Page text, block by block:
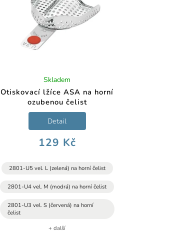
Otiskovací lžíce ASA na horní
ozubenou čelist
Skladem
129 Kč
Detail
2801-U5 vel. L (zelená) na horní čelist
2801-U4 vel. M (modrá) na horní čelist
2801-U3 vel. S (červená) na horní
čelist
+ další